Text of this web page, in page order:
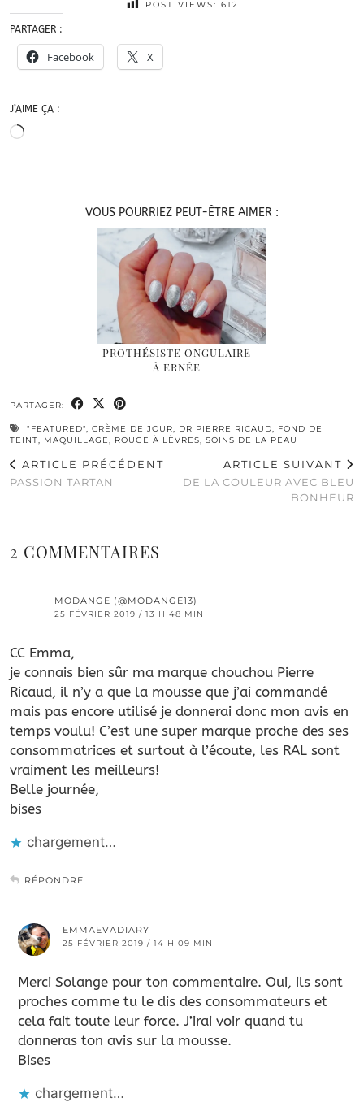
POST VIEWS: 612
PARTAGER :
Facebook X
J’AIME ÇA :
Chargement…
VOUS POURRIEZ PEUT-ÊTRE AIMER :
PROTHÉSISTE ONGULAIRE
À ERNÉE
PARTAGER:
"FEATURED", CRÈME DE JOUR, DR PIERRE RICAUD, FOND DE
TEINT, MAQUILLAGE, ROUGE À LÈVRES, SOINS DE LA PEAU
ARTICLE PRÉCÉDENT
PASSION TARTAN
ARTICLE SUIVANT
DE LA COULEUR AVEC BLEU
BONHEUR
2 COMMENTAIRES
MODANGE (@MODANGE13)
25 FÉVRIER 2019 / 13 H 48 MIN
CC Emma,
je connais bien sûr ma marque chouchou Pierre
Ricaud, il n’y a que la mousse que j’ai commandé
mais pas encore utilisé je donnerai donc mon avis en
temps voulu! C’est une super marque proche des ses
consommatrices et surtout à l’écoute, les RAL sont
vraiment les meilleurs!
Belle journée,
bises
chargement…
RÉPONDRE
EMMAEVADIARY
25 FÉVRIER 2019 / 14 H 09 MIN
Merci Solange pour ton commentaire. Oui, ils sont
proches comme tu le dis des consommateurs et
cela fait toute leur force. J’irai voir quand tu
donneras ton avis sur la mousse.
Bises
chargement…